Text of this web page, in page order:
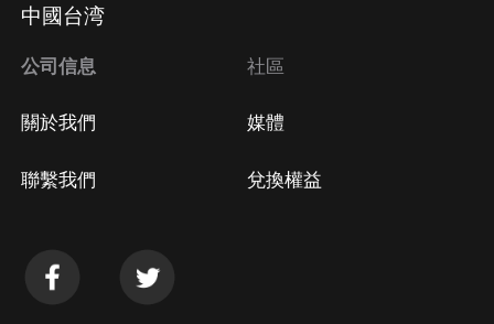
中國台湾
公司信息
關於我們
聯繫我們
社區
媒體
兌換權益